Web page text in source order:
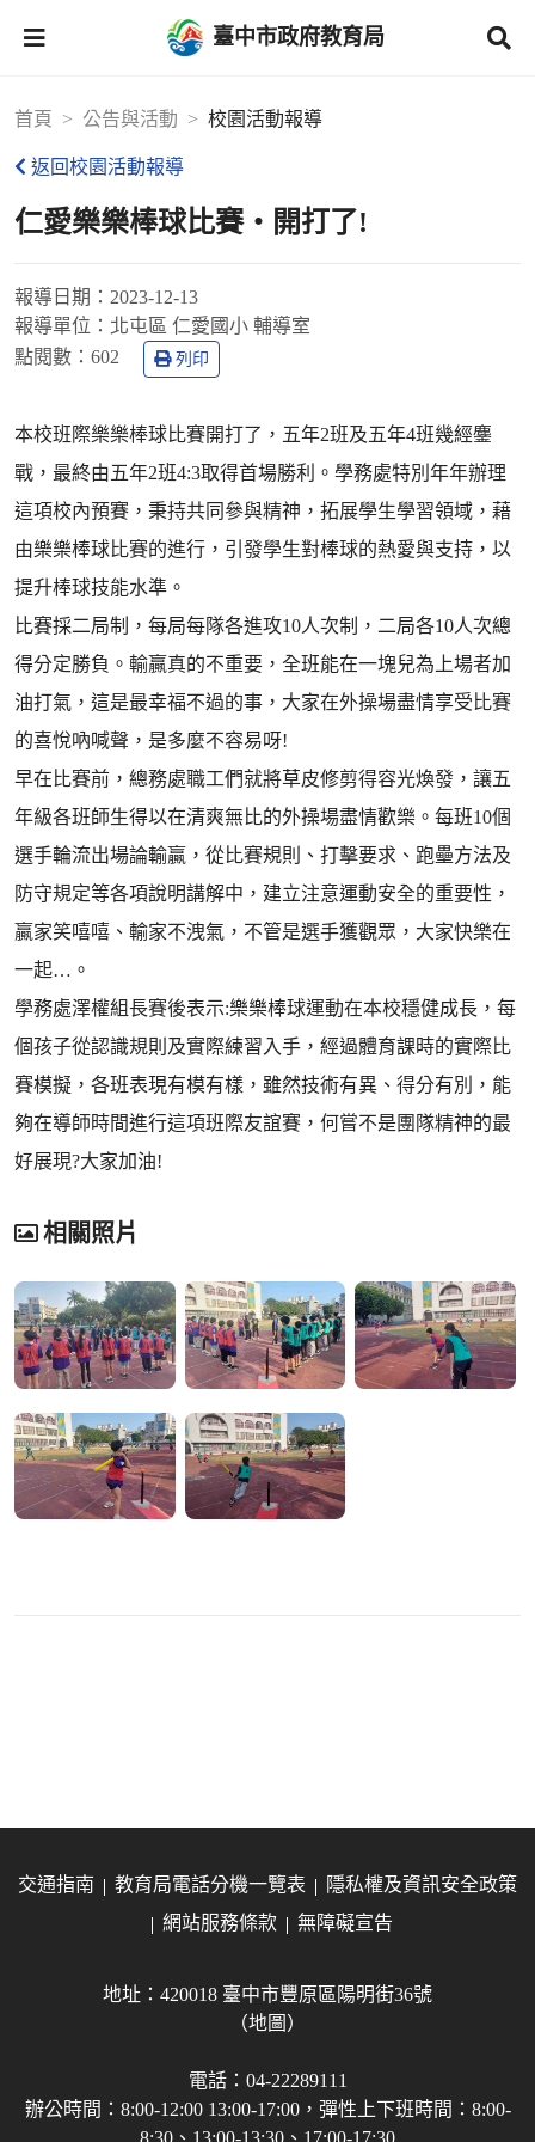
臺中市政府教育局
首頁 公告與活動 校園活動報導
返回校園活動報導
仁愛樂樂棒球比賽‧開打了!
報導日期： 2023-12-13
報導單位： 北屯區 仁愛國小 輔導室
點閱數： 602 列印
本校班際樂樂棒球比賽開打了，五年2班及五年4班幾經鏖
戰，最終由五年2班4:3取得首場勝利。學務處特別年年辦理
這項校內預賽，秉持共同參與精神，拓展學生學習領域，藉
由樂樂棒球比賽的進行，引發學生對棒球的熱愛與支持，以
提升棒球技能水準。
比賽採二局制，每局每隊各進攻10人次制，二局各10人次總
得分定勝負。輸贏真的不重要，全班能在一塊兒為上場者加
油打氣，這是最幸福不過的事，大家在外操場盡情享受比賽
的喜悅吶喊聲，是多麼不容易呀!
早在比賽前，總務處職工們就將草皮修剪得容光煥發，讓五
年級各班師生得以在清爽無比的外操場盡情歡樂。每班10個
選手輪流出場論輸贏，從比賽規則、打擊要求、跑壘方法及
防守規定等各項說明講解中，建立注意運動安全的重要性，
贏家笑嘻嘻、輸家不洩氣，不管是選手獲觀眾，大家快樂在
一起…。
學務處澤權組長賽後表示:樂樂棒球運動在本校穩健成長，每
個孩子從認識規則及實際練習入手，經過體育課時的實際比
賽模擬，各班表現有模有樣，雖然技術有異、得分有別，能
夠在導師時間進行這項班際友誼賽，何嘗不是團隊精神的最
好展現?大家加油!
相關照片
交通指南 教育局電話分機一覽表
隱私權及資訊安全政策
網站服務條款
無障礙宣告
地址：420018 臺中市豐原區陽明街36號
（地圖）
電話：04-22289111
辦公時間：8:00-12:00 13:00-17:00，彈性上下班時間：8:00-